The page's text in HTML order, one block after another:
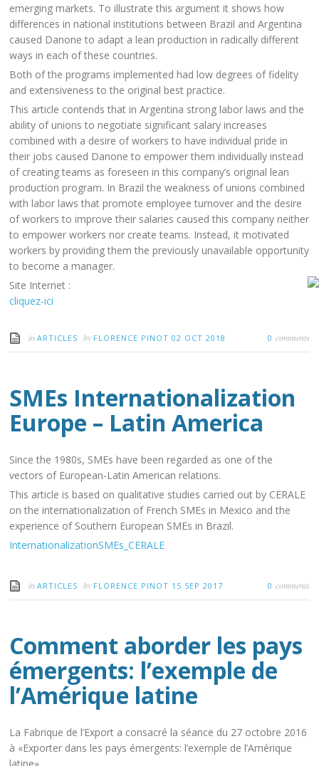
emerging markets. To illustrate this argument it shows how
differences in national institutions between Brazil and Argentina
caused Danone to adapt a lean production in radically different
ways in each of these countries.
Both of the programs implemented had low degrees of fidelity
and extensiveness to the original best practice.
This article contends that in Argentina strong labor laws and the
ability of unions to negotiate significant salary increases
combined with a desire of workers to have individual pride in
their jobs caused Danone to empower them individually instead
of creating teams as foreseen in this company’s original lean
production program. In Brazil the weakness of unions combined
with labor laws that promote employee turnover and the desire
of workers to improve their salaries caused this company neither
to empower workers nor create teams. Instead, it motivated
workers by providing them the previously unavailable opportunity
to become a manager.
Site Internet :
cliquez-ici
inARTICLES by FLORENCE PINOT02 OCT 2018 0 comments
SMEs Internationalization
Europe – Latin America
Since the 1980s, SMEs have been regarded as one of the
vectors of European-Latin American relations.
This article is based on qualitative studies carried out by CERALE
on the internationalization of French SMEs in Mexico and the
experience of Southern European SMEs in Brazil.
InternationalizationSMEs_CERALE
inARTICLES by FLORENCE PINOT 15 SEP 2017 0 comments
Comment aborder les pays
émergents: l’exemple de
l’Amérique latine
La Fabrique de l’Export a consacré la séance du 27 octobre 2016
à «Exporter dans les pays émergents: l’exemple de l’Amérique